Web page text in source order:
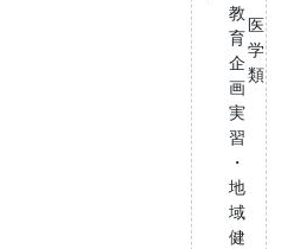
教
育
企
画
実
習
・
地
域
健
医
学
類